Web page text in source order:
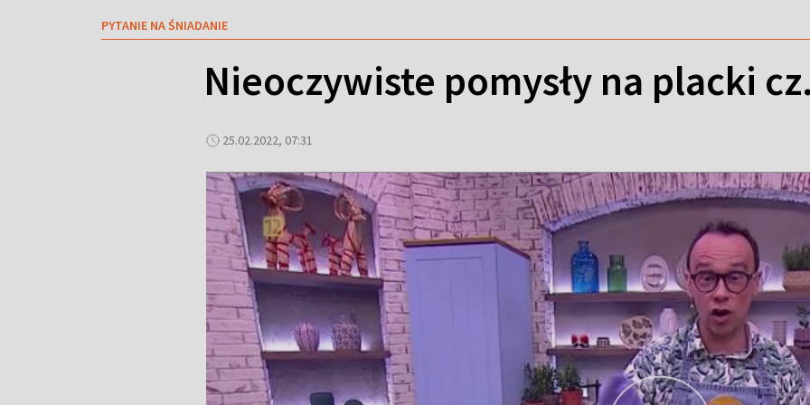
PYTANIE NA ŚNIADANIE
Nieoczywiste pomysły na placki
25.02.2022, 07:31